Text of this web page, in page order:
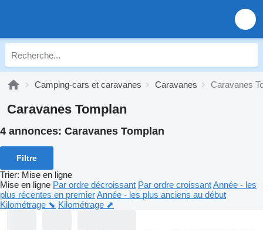
Camping-cars et caravanes Caravanes Caravanes
Caravanes Tomplan
4 annonces: Caravanes Tomplan
Filtre
Trier: Mise en ligne
Mise en ligne Par ordre décroissant Par ordre croissantAnnée - les
plus récentes en premierAnnée - les plus anciens au début
Kilométrage ⬊ Kilométrage ⬈